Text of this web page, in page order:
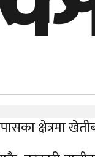
क्षेत्रमा